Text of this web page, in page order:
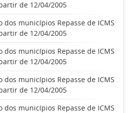
de 12/04/2005
municípios Repasse de ICMS
de 12/04/2005
municípios Repasse de ICMS
de 12/04/2005
municípios Repasse de ICMS
de 12/04/2005
municípios Repasse de ICMS